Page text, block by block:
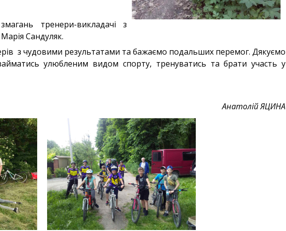
тренери-викладачі з
Сандуляк.
з чудовими результатами та бажаємо подальших перемог. Дякуємо
улюбленим видом спорту, тренуватись та брати участь у
Анатолій ЯЦИНА